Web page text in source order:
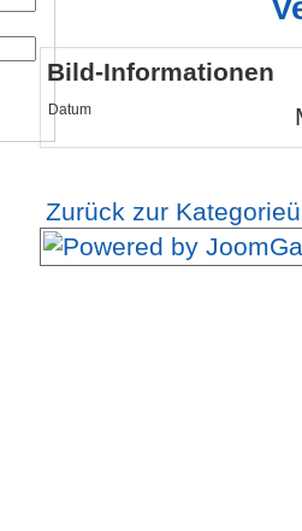
Bild-Informationen
Datum
Zurück zur